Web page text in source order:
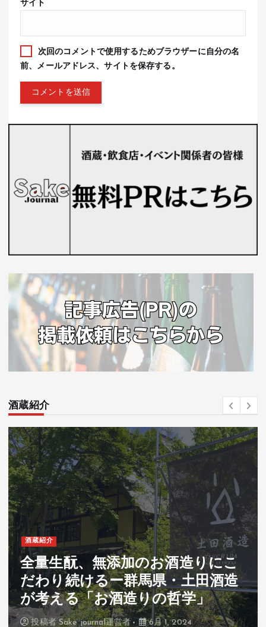
サイト
次回のコメントで使用するためブラウザーに自分の名
前、メールアドレス、サイトを保存する。
酒蔵紹介
酒蔵紹介
埼玉県深谷市・滝澤酒造｜醪を試
飲した時の感動を形に。レンガ造
りの酒蔵でスパークリング日本酒
を醸す。
投稿者Sake journal運営者 5月 28, 2024